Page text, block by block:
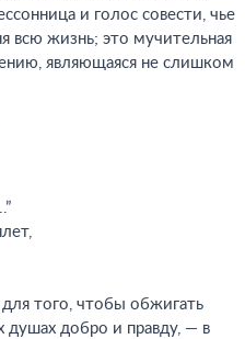
и голос совести, чье
всю жизнь; это мучительная
являющаяся не слишком
для того, чтобы обжигать
душах добро и правду, — в